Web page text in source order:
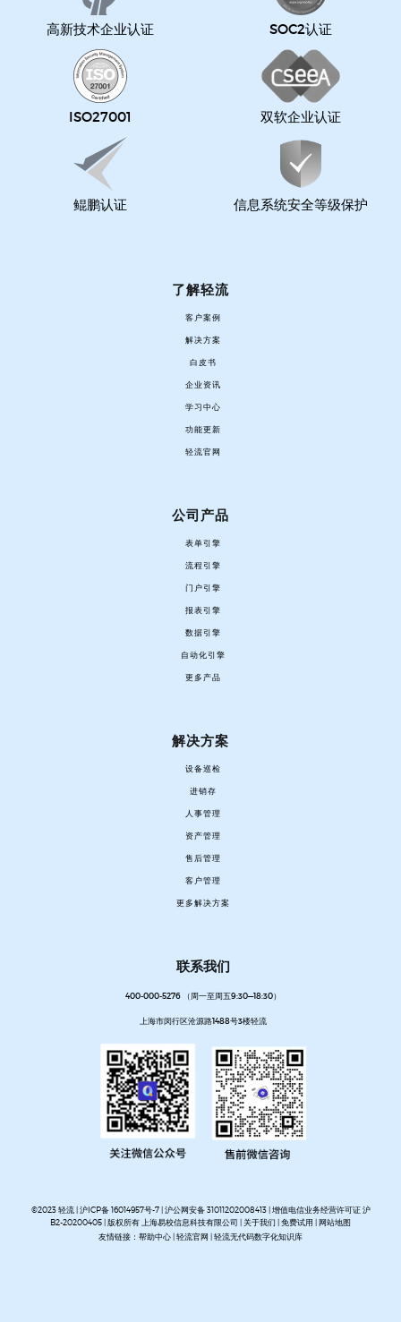
高新技术企业认证 SOC2认证
ISO27001 双软企业认证
鲲鹏认证 信息系统安全等级保护
了解轻流
客户案例
解决方案
白皮书
企业资讯
学习中心
功能更新
轻流官网
公司产品
表单引擎
流程引擎
门户引擎
报表引擎
数据引擎
自动化引擎
更多产品
解决方案
设备巡检
进销存
人事管理
资产管理
售后管理
客户管理
更多解决方案
联系我们
400-000-5276 （周一至周五9:30—18:30）
上海市闵行区沧源路1488号3楼轻流
©2023 轻流 |沪ICP备 16014957号-7|沪公网安备 31011202008413| 增值电信业务经营许可证 沪
B2-20200405 | 版权所有 上海易校信息科技有限公司 |关于我们 |免费试用 |网站地图
友情链接： 帮助中心|轻流官网 |轻流无代码数字化知识库